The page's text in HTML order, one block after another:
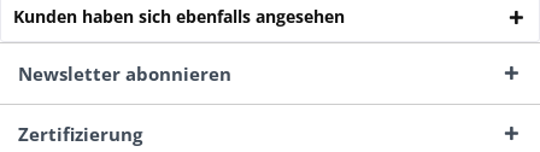
Kunden haben sich ebenfalls angesehen
Newsletter abonnieren
Zertifizierung